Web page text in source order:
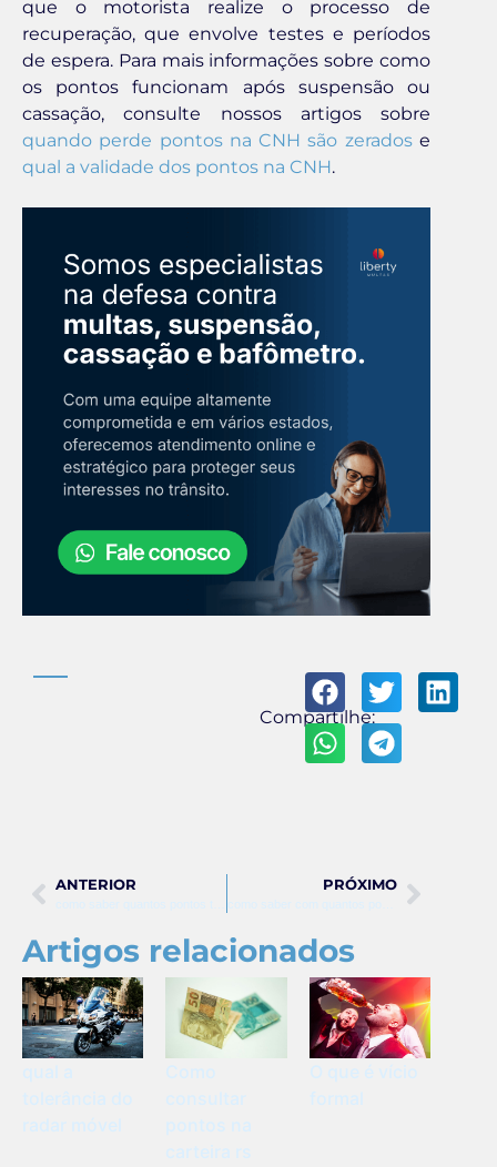
que o motorista realize o processo de
recuperação, que envolve testes e períodos
de espera. Para mais informações sobre como
os pontos funcionam após suspensão ou
cassação, consulte nossos artigos sobre
quando perde pontos na CNH são zeradose
qual a validade dos pontos na CNH.
Compartilhe:
ANTERIOR PRÓXIMO
Artigos relacionados